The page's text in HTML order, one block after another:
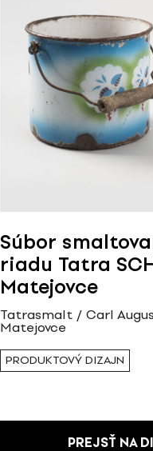
Súbor
riadu Tatra
Matejovce
Tatrasmalt / Carl
Matejovce
PRODUKTOVÝ DIZAJN
PREJSŤ NA